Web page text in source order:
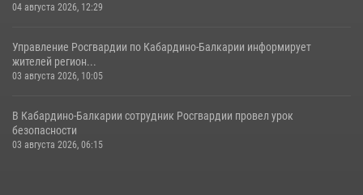
04 августа 2026, 12:29
Управление Росгвардии по Кабардино-Балкарии информирует
жителей регион...
03 августа 2026, 10:05
В Кабардино‑Балкарии сотрудник Росгвардии провел урок
безопасности
03 августа 2026, 06:15